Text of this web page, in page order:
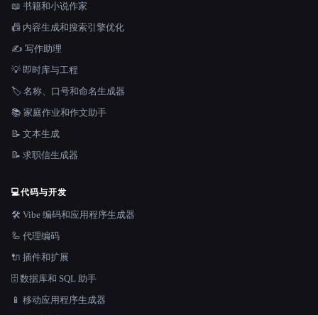
📖 书籍和小说作家
📠 内容生成和搜索引擎优化
✍️ 写作助理
💡 即时库与工程
🏷️ 名称、口号和命名生成器
📚 家庭作业和作文助手
📝 文本生成
📝 求职信生成器
💻代码与开发
🛠️ Vibe 编码和应用程序生成器
🦾 代理编码
🔌 插件和扩展
🗄️ 数据库和 SQL 助手
📱 移动应用程序生成器